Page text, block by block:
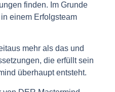
finden. Im Grunde
einem Erfolgsteam
mehr als das und
die erfüllt sein
überhaupt entsteht.